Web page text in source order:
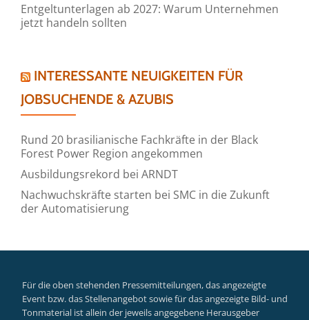
Entgeltunterlagen ab 2027: Warum Unternehmen
jetzt handeln sollten
INTERESSANTE NEUIGKEITEN FÜR
JOBSUCHENDE & AZUBIS
Rund 20 brasilianische Fachkräfte in der Black
Forest Power Region angekommen
Ausbildungsrekord bei ARNDT
Nachwuchskräfte starten bei SMC in die Zukunft
der Automatisierung
Für die oben stehenden Pressemitteilungen, das angezeigte
Event bzw. das Stellenangebot sowie für das angezeigte Bild- und
Tonmaterial ist allein der jeweils angegebene Herausgeber